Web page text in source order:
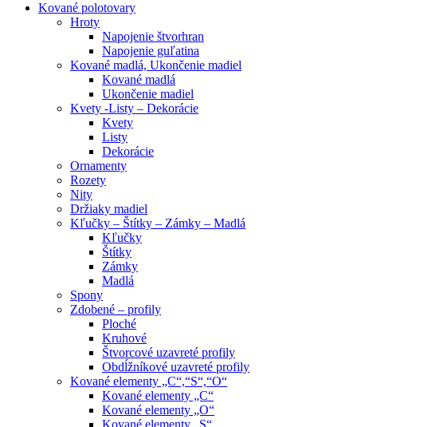
Kované polotovary
Hroty
Napojenie štvorhran
Napojenie guľatina
Kované madlá, Ukončenie madiel
Kované madlá
Ukončenie madiel
Kvety -Listy – Dekorácie
Kvety
Listy
Dekorácie
Ornamenty
Rozety
Nity
Držiaky madiel
Kľučky – Štítky – Zámky – Madlá
Kľučky
Štítky
Zámky
Madlá
Spony
Zdobené – profily
Ploché
Kruhové
Štvorcové uzavreté profily
Obdĺžníkové uzavreté profily
Kované elementy „C“,“S“,“O“
Kované elementy „C“
Kované elementy „O“
Kované elementy „S“